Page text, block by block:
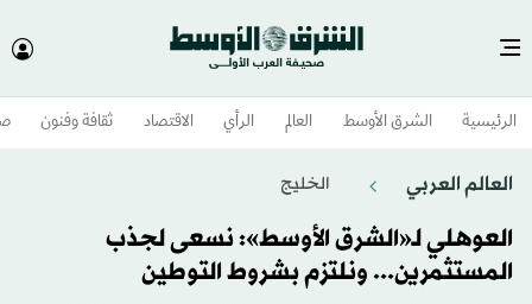
الرئيسية الشرق الأوسط​ العالم الرأي الاقتصاد ثقافة وفنون
العالم العربي الخليج
العوهلي لـ«الشرق الأوسط»: نسعى لجذب
المستثمرين... ونلتزم بشروط التوطين